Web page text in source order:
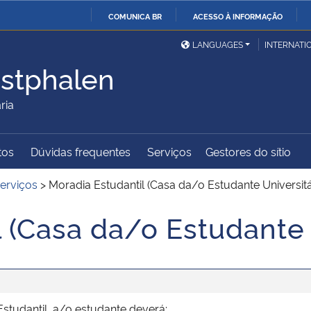
COMUNICA BR ACESSO À INFORMAÇÃO
Ministério da Defesa
Ministério das Relações
Exteriores
Ministério da Cidadania
Ministério do
Desenvolvimento Regional
Controladoria-Geral da
Advocacia-Geral da União Banco Central do Brasil
LANGUAGES
Dúvidas frequentes Serviços Gestores do sítio
> Moradia Estudantil (Casa da/o Estudante
da/o
a/o estudante deverá: